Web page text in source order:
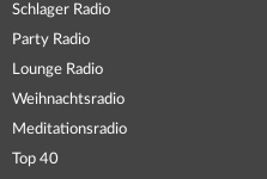
Schlager Radio
Party Radio
Lounge Radio
Weihnachtsradio
Meditationsradio
Top 40